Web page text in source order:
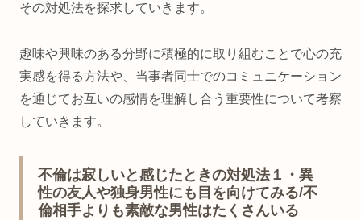
その対処法を探求していきます。
趣味や興味のある分野に積極的に取り組むことで心の充
実感を得る方法や、当事者同士でのコミュニケーション
を通じてお互いの感情を理解し合う重要性について考察
していきます。
不倫は寂しいと感じたときの対処法１・異
性の友人や独身男性にも目を向けてみる/不
倫相手よりも素敵な男性はたくさんいる